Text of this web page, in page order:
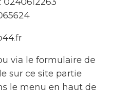
via le formulaire de
sur ce site partie
le menu en haut de